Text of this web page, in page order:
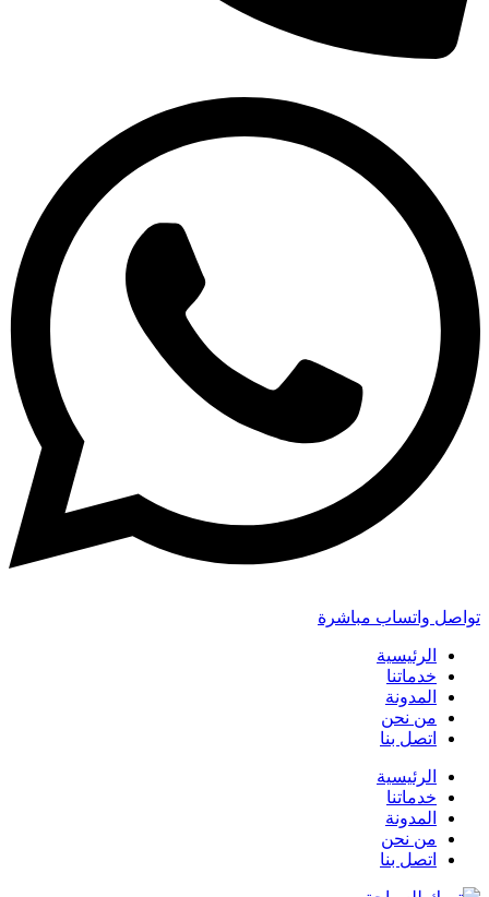
تواصل واتساب مباشرة
الرئيسية
خدماتنا
المدونة
من نحن
اتصل بنا
الرئيسية
خدماتنا
المدونة
من نحن
اتصل بنا